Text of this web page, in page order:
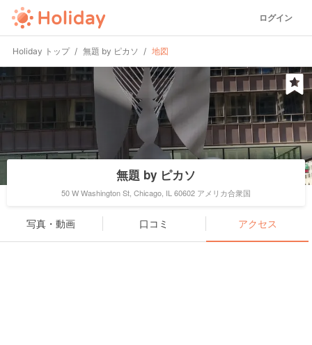
ログイン
Holiday トップ 無題 by ピカソ 地図
無題 by ピカソ
50 W Washington St, Chicago, IL 60602 アメリカ合衆国
写真・動画 口コミ アクセス